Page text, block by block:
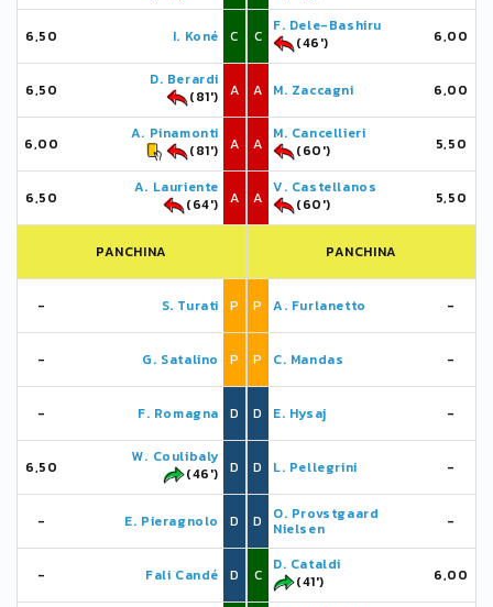
6,50 I. Koné C
6,50
D. Berardi
(81')
A
6,00
A. Pinamonti
(81')
A
6,50
A. Lauriente
(64')
A
PANCHINA
- S. Turati P
- G. Satalino P
- F. Romagna D
6,50
W. Coulibaly
(46')
D
- E. Pieragnolo D
- Fali Candé D
C
F. Dele-Bashiru
(46')
6,00
A M. Zaccagni 6,00
A
M. Cancellieri
(60')
5,50
A
V. Castellanos
(60')
5,50
PANCHINA
P A. Furlanetto -
P C. Mandas -
D E. Hysaj -
D L. Pellegrini -
D O. Provstgaard
Nielsen -
C
D. Cataldi
(41')
6,00